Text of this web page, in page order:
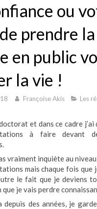
ou
prendre la
en public
la vie !
Françoise Akis Les
et dans ce cadre j’ai
à faire devant
vraiment inquiète au
mais chaque fois que
le fait que je deviens
que je vais perdre
depuis des années, je